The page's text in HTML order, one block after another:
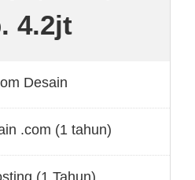
4.2jt
Desain
.com (1 tahun)
(1 Tahun)